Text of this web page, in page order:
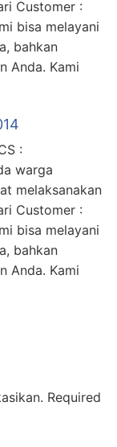
Customer :
bisa melayani
bahkan
Anda. Kami
:
warga
melaksanakan
Customer :
bisa melayani
bahkan
Anda. Kami
Required